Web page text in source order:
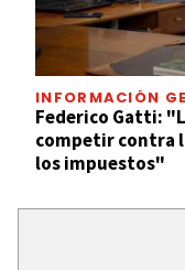
INFORMACIÓN
Federico Gatti:
competir contra
los impuestos"